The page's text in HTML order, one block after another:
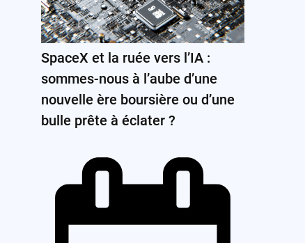
SpaceX et la ruée vers l’IA :
sommes-nous à l’aube d’une
nouvelle ère boursière ou d’une
bulle prête à éclater ?